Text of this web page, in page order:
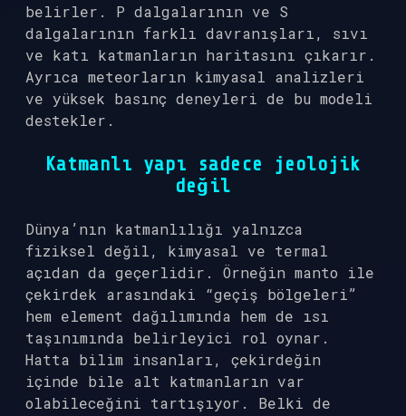
belirler. P dalgalarının ve S
dalgalarının farklı davranışları, sıvı
ve katı katmanların haritasını çıkarır.
Ayrıca meteorların kimyasal analizleri
ve yüksek basınç deneyleri de bu modeli
destekler.
Katmanlı yapı sadece jeolojik
değil
Dünya’nın katmanlılığı yalnızca
fiziksel değil, kimyasal ve termal
açıdan da geçerlidir. Örneğin manto ile
çekirdek arasındaki “geçiş bölgeleri”
hem element dağılımında hem de ısı
taşınımında belirleyici rol oynar.
Hatta bilim insanları, çekirdeğin
içinde bile alt katmanların var
olabileceğini tartışıyor. Belki de